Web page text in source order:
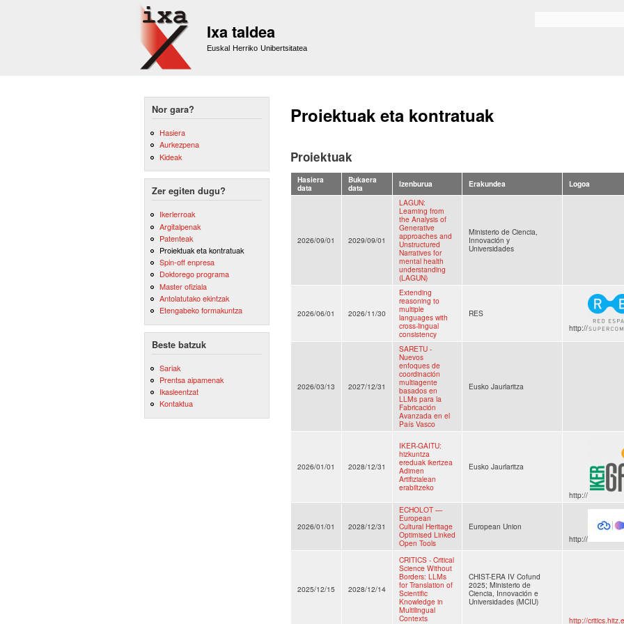
Ixa taldea
Euskal Herriko Unibertsitatea
Nor gara?
Hasiera
Aurkezpena
Kideak
Zer egiten dugu?
Ikerlerroak
Argitalpenak
Patenteak
Proiektuak eta kontratuak
Spin-off enpresa
Doktorego programa
Master ofiziala
Antolatutako ekintzak
Etengabeko formakuntza
Beste batzuk
Sariak
Prentsa aipamenak
Ikasleentzat
Kontaktua
Proiektuak eta kontratuak
Proiektuak
Hasiera
data
Bukaera
data
Izenburua Erakundea Logoa
2026/09/01 2029/09/01
LAGUN:
Learning from
the Analysis of
Generative
approaches and
Unstructured
Narratives for
mental health
understanding
(LAGUN)
Ministerio de Ciencia,
Innovación y
Universidades
2026/06/01 2026/11/30
Extending
reasoning to
multiple
languages with
cross-lingual
consistency
RES
http://
2026/03/13 2027/12/31
SARETU -
Nuevos
enfoques de
coordinación
multiagente
basados en
LLMs para la
Fabricación
Avanzada en el
País Vasco
Eusko Jaurlaritza
2026/01/01 2028/12/31
IKER-GAITU:
hizkuntza
ereduak ikertzea
Adimen
Artifizialean
erabiltzeko
Eusko Jaurlaritza
http://
2026/01/01 2028/12/31
ECHOLOT —
European
Cultural Heritage
Optimised Linked
Open Tools
European Union
http://
2025/12/15 2028/12/14
CRITICS - Critical
Science Without
Borders: LLMs
for Translation of
Scientific
Knowledge in
Multilingual
Contexts
CHIST-ERA IV Cofund
2025; Ministerio de
Ciencia, Innovación e
Universidades (MCIU)
http://